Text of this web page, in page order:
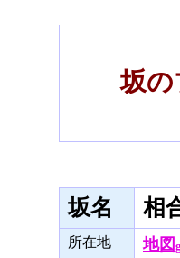
坂の
坂名 相
所在地 地図 g